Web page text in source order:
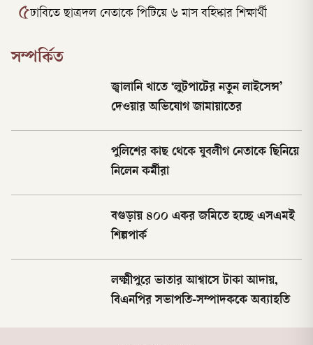
৫ঢাবিতে ছাত্রদল নেতাকে পিটিয়ে ৬ মাস বহিষ্কার শিক্ষার্থী
সম্পর্কিত
জ্বালানি খাতে ‘লুটপাটের নতুন লাইসেন্স’
দেওয়ার অভিযোগ জামায়াতের
পুলিশের কাছ থেকে যুবলীগ নেতাকে ছিনিয়ে
নিলেন কর্মীরা
বগুড়ায় ৪০০ একর জমিতে হচ্ছে এসএমই
শিল্পপার্ক
লক্ষ্মীপুরে ভাতার আশ্বাসে টাকা আদায়,
বিএনপির সভাপতি-সম্পাদককে অব্যাহতি